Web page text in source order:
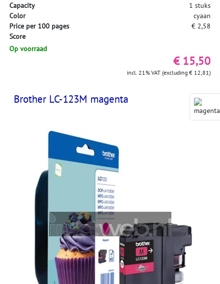
Capacity
1 stuks
Color
cyaan
Price per 100 pages
€ 2,58
Score
Op voorraad
€ 15,50
incl. 21% VAT (excluding € 12,81)
Brother LC-123M magenta